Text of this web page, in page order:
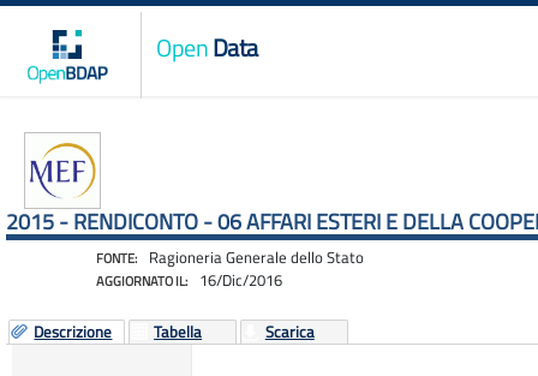
OpenData
2015 - RENDICONTO - 06 AFFARI ESTERI E DELLA
FONTE: Ragioneria Generale dello Stato
AGGIORNATO IL: 16/Dic/2016
Descrizione Tabella Scarica